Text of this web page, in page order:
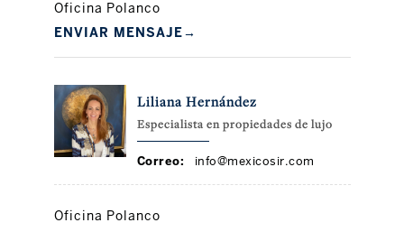
Oficina Polanco
ENVIAR MENSAJE→
Liliana Hernández
Especialista en propiedades de lujo
Correo: info@mexicosir.com
Oficina Polanco